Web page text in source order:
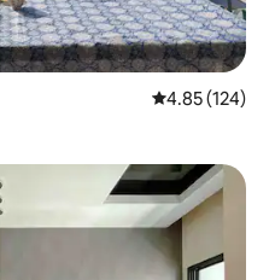
從 124 則評價
4.85 (124)